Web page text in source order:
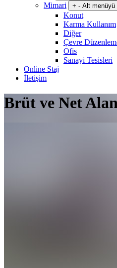
Mimari + - Alt menüyü
Konut
Karma Kullanım
Diğer
Çevre
Ofis
Sanayi Tesisleri
Online Staj
İletişim
Brüt ve Net